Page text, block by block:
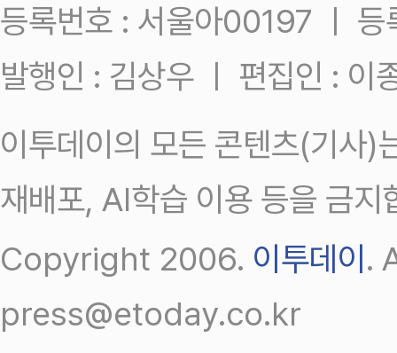
등록번호 : 서울아00197 ㅣ
발행인 : 김상우 ㅣ 편집인 : 이
이투데이의 모든 콘텐츠(기사)
재배포, AI학습 이용 등을 금지
Copyright 2006. 이투데이.
press@etoday.co.kr